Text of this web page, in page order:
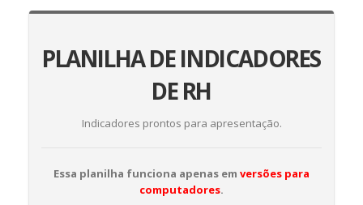
PLANILHA DE INDICADORES
DE RH
Indicadores prontos para apresentação.
Essa planilha funciona apenas em versões para
computadores.